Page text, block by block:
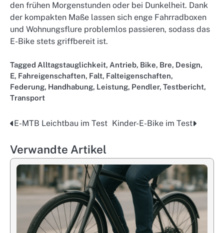
den frühen Morgenstunden oder bei Dunkelheit. Dank
der kompakten Maße lassen sich enge Fahrradboxen
und Wohnungsflure problemlos passieren, sodass das
E-Bike stets griffbereit ist.
Tagged Alltagstauglichkeit, Antrieb, Bike, Bre, Design,
E, Fahreigenschaften, Falt, Falteigenschaften,
Federung, Handhabung, Leistung, Pendler, Testbericht,
Transport
Post
navigation
E-MTB Leichtbau im Test Kinder-E-Bike im Test
Verwandte Artikel